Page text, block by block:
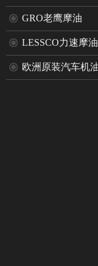
GRO老鹰摩油
LESSCO力速摩油
欧洲原装汽车机